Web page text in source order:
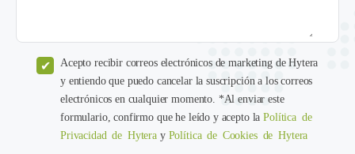
Acepto recibir correos electrónicos de marketing de Hytera
y entiendo que puedo cancelar la suscripción a los correos
electrónicos en cualquier momento. *Al enviar este
formulario, confirmo que he leído y acepto laPolítica de
Privacidad de Hytera y Política de Cookies de Hytera